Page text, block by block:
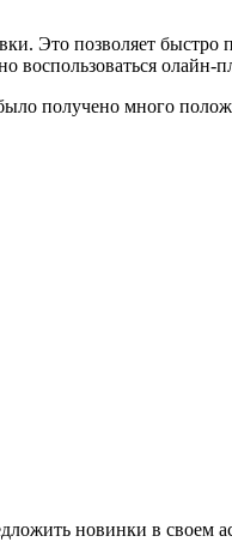
Это позволяет
воспользоваться олайн-
получено много
новинки в своем